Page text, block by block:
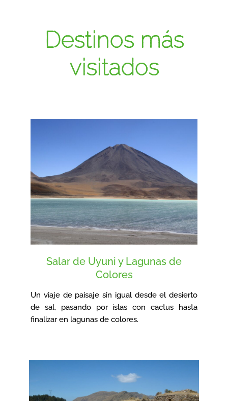
Destinos más
visitados
Salar de Uyuni y Lagunas de
Colores
Un viaje de paisaje sin igual desde el desierto
de sal, pasando por islas con cactus hasta
finalizar en lagunas de colores.